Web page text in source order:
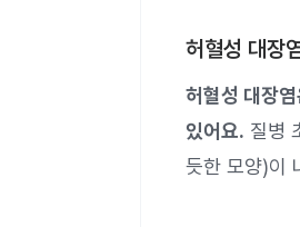
허혈성 대장
허혈성 대장
있어요. 질병
듯한 모양)이